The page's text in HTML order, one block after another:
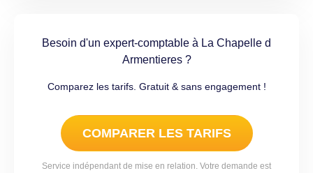
Besoin d'un expert-comptable à La Chapelle d
Armentieres ?
Comparez les tarifs. Gratuit & sans engagement !
COMPARER LES TARIFS
Service indépendant de mise en relation. Votre demande est